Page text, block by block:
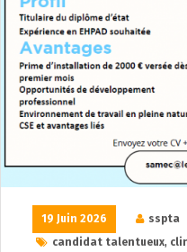
19 Juin 2026 sspta
candidat talentueux,